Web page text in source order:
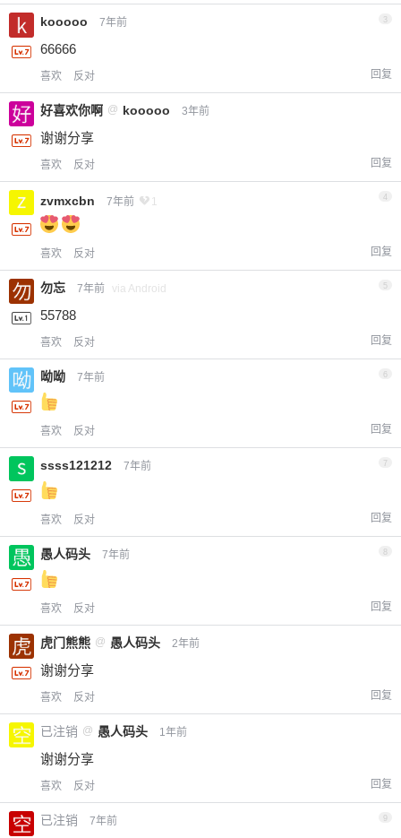
kooooo 7年前 3
66666
喜欢 反对 回复
好喜欢你啊 @ kooooo 3年前
谢谢分享
喜欢 反对 回复
zvmxcbn 7年前 1 4
喜欢 反对 回复
勿忘 7年前 via Android 5
55788
喜欢 反对 回复
呦呦 7年前
喜欢 反对 回复
ssss121212 7年前 7
喜欢 反对 回复
愚人码头 7年前
喜欢 反对 回复
虎门熊熊 @ 愚人码头 2年前
谢谢分享
喜欢 反对 回复
已注销 @ 愚人码头 1年前
谢谢分享
喜欢 反对 回复
已注销 7年前 9